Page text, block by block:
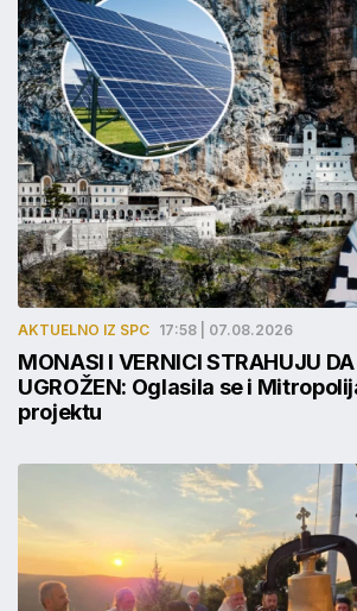
AKTUELNO IZ SPC 17:58 | 07.08.2026
MONASI I VERNICI STRAHUJU
UGROŽEN: Oglasila se i
projektu